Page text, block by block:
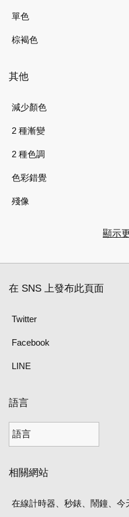
單色
棕褐色
其他
減少顏色
2 種漸變
2 種色調
色彩錯覺
殘像
顯示
在 SNS 上發布此頁面
Twitter
Facebook
LINE
語言
相關網站
在線計時器、秒錶、鬧鐘、今